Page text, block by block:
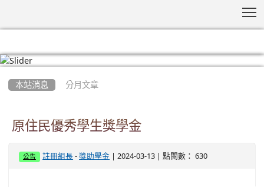
本站消息 分月文章
原住民優秀學生獎學金
公告 註冊組長 -獎助學金 | 2024-03-13 | 點閱數： 630